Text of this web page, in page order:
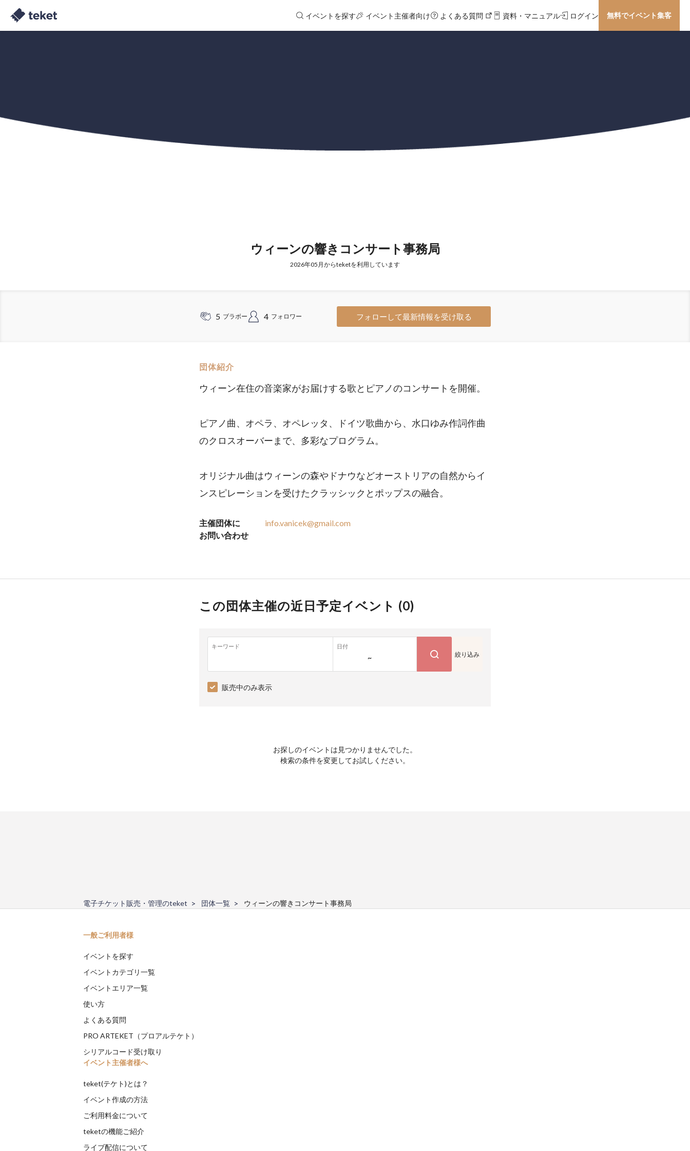
イベントを探す イベント主催者向け よくある質問 資料・マニュアル ログイン 無料でイベント集客
ウィーンの響きコンサート事務局
2026年05月からteketを利用しています
5 ブラボー 4 フォロワー フォローして最新情報を受け取る
団体紹介
ウィーン在住の音楽家がお届けする歌とピアノのコンサートを開催。
ピアノ曲、オペラ、オペレッタ、ドイツ歌曲から、水口ゆみ作詞作曲
のクロスオーバーまで、多彩なプログラム。
オリジナル曲はウィーンの森やドナウなどオーストリアの自然からイ
ンスピレーションを受けたクラッシックとポップスの融合。
主催団体に
お問い合わせ
info.vanicek@gmail.com
この団体主催の近日予定イベント (0)
キーワード 日付
~ 絞り込み
販売中のみ表示
お探しのイベントは見つかりませんでした。
検索の条件を変更してお試しください。
電子チケット販売・管理のteket 団体一覧 ウィーンの響きコンサート事務局
一般ご利用者様
イベントを探す
イベントカテゴリ一覧
イベントエリア一覧
使い方
よくある質問
PRO ARTEKET（プロアルテケト）
シリアルコード受け取り
イベント主催者様へ
teket(テケト)とは？
イベント作成の方法
ご利用料金について
teketの機能ご紹介
ライブ配信について